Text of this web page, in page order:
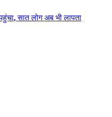
सात लोग अब भी लापता